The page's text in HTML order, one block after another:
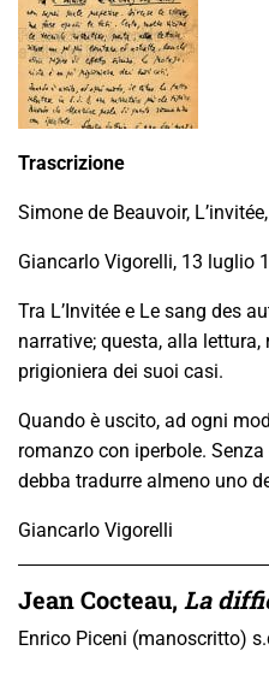
Trascrizione
Simone de Beauvoir,
Giancarlo Vigorelli, 13 luglio
Tra L’Invitée e Le sang des
narrative; questa, alla
prigioniera dei suoi casi.
Quando è uscito, ad ogni
romanzo con iperbole.
debba tradurre almeno uno
Giancarlo Vigorelli
Jean Cocteau, La
Enrico Piceni (manoscritto)